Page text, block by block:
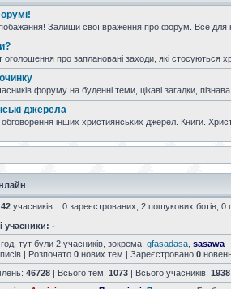
Залиши свої враження про форум. Все для
оголошення про заплановані заходи, які стосуються
форуму на буденні теми, цікаві загадки,
джерела
інших християнських джерел. Книги.
42 учасників :: 0 зареєстрованих, 2 пошукових ботів, 0
учасники: -
тут були 2 учасників, зокрема: gfasadasa sasawa
| Розпочато 0 нових тем | Зареєстровано 0
46728 | Всього тем: 1073 | Всього учасників: 1938